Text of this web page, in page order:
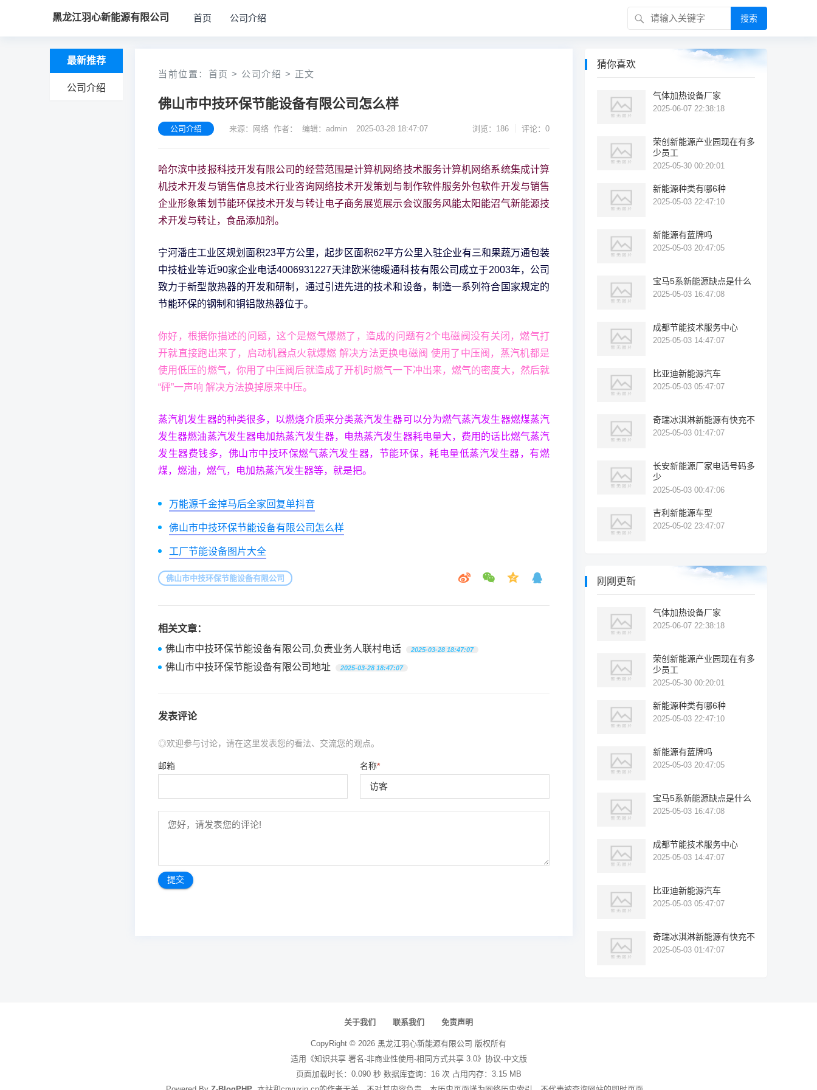
黑龙江羽心新能源有限公司 首页 公司介绍 搜索
最新推荐
公司介绍
当前位置： 首页 > 公司介绍 > 正文
佛山市中技环保节能设备有限公司怎么样
公司介绍 来源：网络 作者： 编辑：admin 2025-03-28 18:47:07 浏览：186 评论：0
哈尔滨中技报科技开发有限公司的经营范围是计算机网络技术服务计算机网络系统集成计算
机技术开发与销售信息技术行业咨询网络技术开发策划与制作软件服务外包软件开发与销售
企业形象策划节能环保技术开发与转让电子商务展览展示会议服务风能太阳能沼气新能源技
术开发与转让，食品添加剂。
宁河潘庄工业区规划面积23平方公里，起步区面积62平方公里入驻企业有三和果蔬万通包装
中技桩业等近90家企业电话4006931227天津欧米德暖通科技有限公司成立于2003年，公司
致力于新型散热器的开发和研制，通过引进先进的技术和设备，制造一系列符合国家规定的
节能环保的钢制和铜铝散热器位于。
你好，根据你描述的问题，这个是燃气爆燃了，造成的问题有2个电磁阀没有关闭，燃气打
开就直接跑出来了，启动机器点火就爆燃 解决方法更换电磁阀 使用了中压阀，蒸汽机都是
使用低压的燃气，你用了中压阀后就造成了开机时燃气一下冲出来，燃气的密度大，然后就
“砰”一声响 解决方法换掉原来中压。
蒸汽机发生器的种类很多，以燃烧介质来分类蒸汽发生器可以分为燃气蒸汽发生器燃煤蒸汽
发生器燃油蒸汽发生器电加热蒸汽发生器，电热蒸汽发生器耗电量大，费用的话比燃气蒸汽
发生器费钱多，佛山市中技环保燃气蒸汽发生器，节能环保，耗电量低蒸汽发生器，有燃
煤，燃油，燃气，电加热蒸汽发生器等，就是把。
万能源千金掉马后全家回复单抖音
佛山市中技环保节能设备有限公司怎么样
工厂节能设备图片大全
佛山市中技环保节能设备有限公司
相关文章：
佛山市中技环保节能设备有限公司,负责业务人联村电话
2025-03-28 18:47:07
佛山市中技环保节能设备有限公司地址 2025-03-28 18:47:07
发表评论
◎欢迎参与讨论，请在这里发表您的看法、交流您的观点。
名称*
邮箱
猜你喜欢
气体加热设备厂家
2025-06-07 22:38:18
荣创新能源产业园现在有多
少员工
2025-05-30 00:20:01
新能源种类有哪6种
2025-05-03 22:47:10
新能源有蓝牌吗
2025-05-03 20:47:05
宝马5系新能源缺点是什么
2025-05-03 16:47:08
成都节能技术服务中心
2025-05-03 14:47:07
比亚迪新能源汽车
2025-05-03 05:47:07
奇瑞冰淇淋新能源有快充不
2025-05-03 01:47:07
长安新能源厂家电话号码多
少
2025-05-03 00:47:06
吉利新能源车型
2025-05-02 23:47:07
刚刚更新
气体加热设备厂家
2025-06-07 22:38:18
荣创新能源产业园现在有多
少员工
2025-05-30 00:20:01
新能源种类有哪6种
2025-05-03 22:47:10
新能源有蓝牌吗
2025-05-03 20:47:05
宝马5系新能源缺点是什么
2025-05-03 16:47:08
成都节能技术服务中心
2025-05-03 14:47:07
比亚迪新能源汽车
2025-05-03 05:47:07
奇瑞冰淇淋新能源有快充不
2025-05-03 01:47:07
关于我们 联系我们 免责声明
CopyRight © 2026 黑龙江羽心新能源有限公司 版权所有
适用《知识共享 署名-非商业性使用-相同方式共享 3.0》协议-中文版
页面加载时长：0.090 秒 数据库查询：16 次 占用内存：3.15 MB